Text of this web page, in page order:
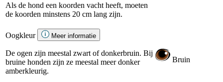
Als de hond een koorden vacht heeft, moeten
de koorden minstens 20 cm lang zijn.
Oogkleur Meer informatie
De ogen zijn meestal zwart of donkerbruin. Bij
bruine honden zijn ze meestal meer donker
amberkleurig.
Bruin